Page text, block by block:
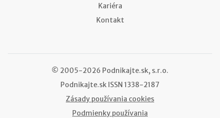
Kariéra
Kontakt
© 2005-2026 Podnikajte.sk, s.r.o.
Podnikajte.sk ISSN 1338-2187
Zásady používania cookies
Podmienky používania